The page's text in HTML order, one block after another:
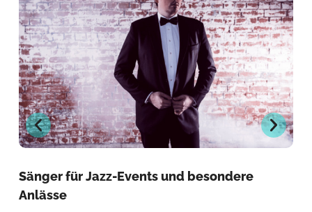
Sänger für Jazz-Events und besondere
Anlässe